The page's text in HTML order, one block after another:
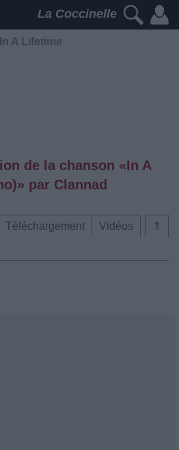
La Coccinelle
In A Lifetime
de la chanson «In A
par Clannad
⇑
Téléchargement
Vidéos